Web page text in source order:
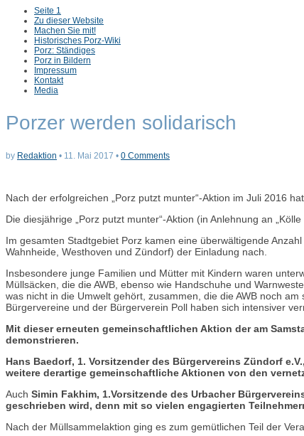
menu
Seite 1
Zu dieser Website
Machen Sie mit!
Historisches Porz-Wiki
Porz: Ständiges
Porz in Bildern
Impressum
Kontakt
Media
Porzer werden solidarisch
by Redaktion • 11. Mai 2017 • 0 Comments
Nach der erfolgreichen „Porz putzt munter“-Aktion im Juli 2016
Die diesjährige „Porz putzt munter“-Aktion (in Anlehnung an
Im gesamten Stadtgebiet Porz kamen eine überwältigende
Wahnheide, Westhoven und Zündorf) der Einladung nach.
Insbesondere junge Familien und Mütter mit Kindern waren
Müllsäcken, die die AWB, ebenso wie Handschuhe und
was nicht in die Umwelt gehört, zusammen, die die AWB noch
Bürgervereine und der Bürgerverein Poll haben sich intensiver
Mit dieser erneuten gemeinschaftlichen Aktion der am
demonstrieren.
Hans Baedorf, 1. Vorsitzender des Bürgervereins Zündorf e.V.,
weitere derartige gemeinschaftliche Aktionen von den
Auch Simin Fakhim, 1.Vorsitzende des Urbacher
geschrieben wird, denn mit so vielen engagierten
Nach der Müllsammelaktion ging es zum gemütlichen Teil der